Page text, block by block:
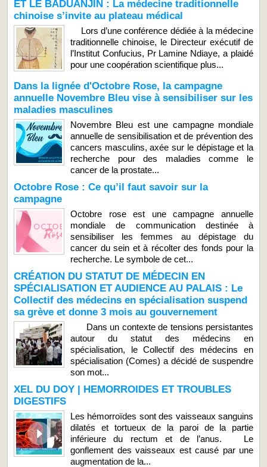
ET LE BADUANJIN : La médecine traditionnelle
chinoise s’invite au plateau médical
Lors d’une conférence dédiée à la médecine
traditionnelle chinoise, le Directeur exécutif de
l’Institut Confucius, Pr Lamine Ndiaye, a plaidé
pour une coopération scientifique plus...
Dans la lignée d'Octobre Rose, la campagne
annuelle Novembre Bleu vise à sensibiliser sur les
maladies masculines
Novembre Bleu est une campagne mondiale
annuelle de sensibilisation et de prévention des
cancers masculins, axée sur le dépistage et la
recherche pour des maladies comme le
cancer de la prostate...
Octobre Rose : Ce qu’il faut savoir sur la
campagne
Octobre rose est une campagne annuelle
mondiale de communication destinée à
sensibiliser les femmes au dépistage du
cancer du sein et à récolter des fonds pour la
recherche. Le symbole de cet...
CRÉATION DU STATUT DE MÉDECIN EN
SPÉCIALISATION ET AUDIENCE AU PALAIS : Le
Collectif des médecins en spécialisation suspend
sa grève et donne 3 mois au gouvernement
Dans un contexte de tensions persistantes
autour du statut des médecins en
spécialisation, le Collectif des médecins en
spécialisation (Comes) a décidé de suspendre
son mot...
XEL DU DOY | HEMORROIDES ET TROUBLES
DIGESTIFS
Les hémorroïdes sont des vaisseaux sanguins
dilatés et tortueux de la paroi de la partie
inférieure du rectum et de l’anus. Le
gonflement des vaisseaux est causé par une
augmentation de la...